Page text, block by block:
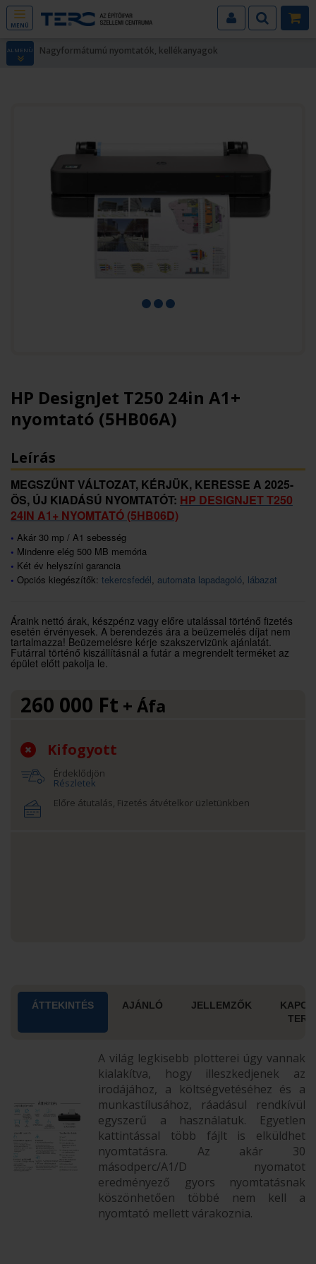
MENÜ
ALMENÜ Nagyformátumú nyomtatók, kellékanyagok
HP DesignJet T250 24in A1+
nyomtató (5HB06A)
Leírás
MEGSZŰNT VÁLTOZAT, KÉRJÜK, KERESSE A 2025-
ÖS, ÚJ KIADÁSÚ NYOMTATÓT: HP DESIGNJET T250
24IN A1+ NYOMTATÓ (5HB06D)
• Akár 30 mp / A1 sebesség
• Mindenre elég 500 MB memória
• Két év helyszíni garancia
• Opciós kiegészítők: tekercsfedél, automata lapadagoló, lábazat
Áraink nettó árak, készpénz vagy előre utalással történő fizetés
esetén érvényesek. A berendezés ára a beüzemelés díjat nem
tartalmazza! Beüzemelésre kérje szakszervizünk ajánlatát.
Futárral történő kiszállításnál a futár a megrendelt terméket az
épület előtt pakolja le.
260 000 Ft + Áfa
Kifogyott
Érdeklődjön
Részletek
Előre átutalás, Fizetés átvételkor üzletünkben
ÁTTEKINTÉS AJÁNLÓ JELLEMZŐK
A világ legkisebb plotterei úgy vannak
kialakítva, hogy illeszkedjenek az
irodájához, a költségvetéséhez és a
munkastílusához, ráadásul rendkívül
egyszerű a használatuk. Egyetlen
kattintással több fájlt is elküldhet
nyomtatásra. Az akár 30
másodperc/A1/D nyomatot
eredményező gyors nyomtatásnak
köszönhetően többé nem kell a
nyomtató mellett várakoznia.